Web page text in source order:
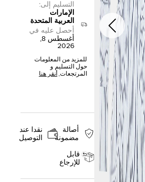
التسليم إلى:
الإمارات
العربية المتحدة
أحصل عليه في
2026
للمزيد من المعلومات
حول التسليم و
المرتجعات, أنقر هنا
أصالة
مضمونة
نقدا عند
التوصيل
قابل
للإرجاع